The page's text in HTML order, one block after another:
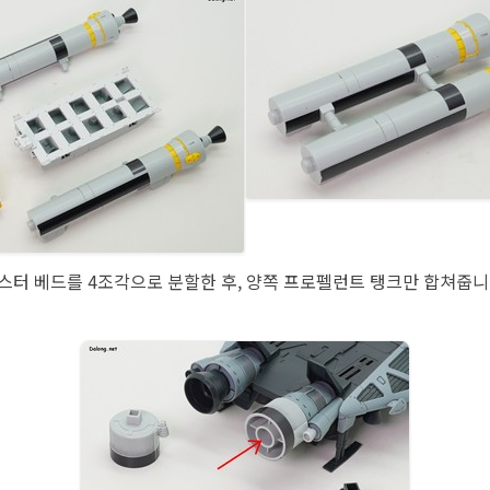
터 베드를 4조각으로 분할한 후, 양쪽 프로펠런트 탱크만 합쳐줍